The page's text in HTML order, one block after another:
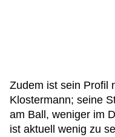
Zudem ist sein Profil
Klostermann; seine
am Ball, weniger im
ist aktuell wenig zu